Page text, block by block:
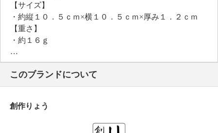
【サイズ】
・約縦１０．５ｃｍ×横１０．５ｃｍ×厚み１．２ｃｍ
【重さ】
・約１６ｇ
【個体差あり】
・個体差あり
このブランドについて
創作りょう